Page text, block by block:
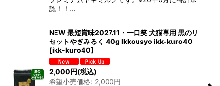
認！！…
NEW 最短賞味2027.11・一口笑 犬猫専用 黒のリ
セットやぎみるく 40g Ikkousyo ikk-kuro40
[ikk-kuro40]
2,000円(税込)
希望小売価格: 2,000円